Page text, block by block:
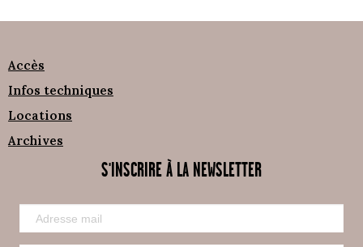
Accès
Infos techniques
Locations
Archives
S'INSCRIRE À LA NEWSLETTER